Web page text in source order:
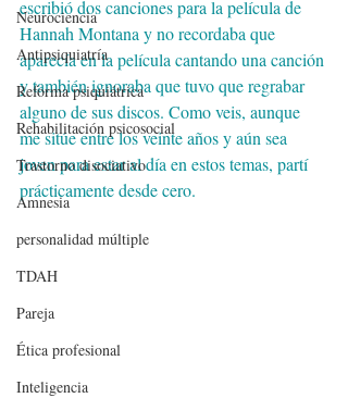
Neurociencia
Antipsiquiatría
Reforma psiquiátrica
Rehabilitación psicosocial
Trastorno disociativo
Amnesia
personalidad múltiple
TDAH
Pareja
Ética profesional
Inteligencia
escribió dos canciones para la película de
Hannah Montana y no recordaba que
aparecía en la película cantando una canción
y también ignoraba que tuvo que regrabar
alguno de sus discos. Como veis, aunque
me sitúe entre los veinte años y aún sea
joven para estar al día en estos temas, partí
prácticamente desde cero.